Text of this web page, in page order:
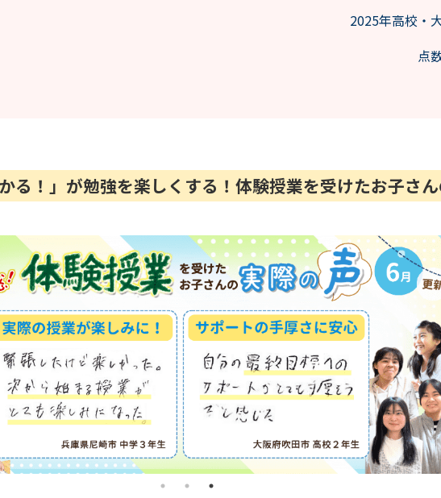
2025年高校・
点
る！」が勉強を楽しくする！体験授業を受けたお子さ